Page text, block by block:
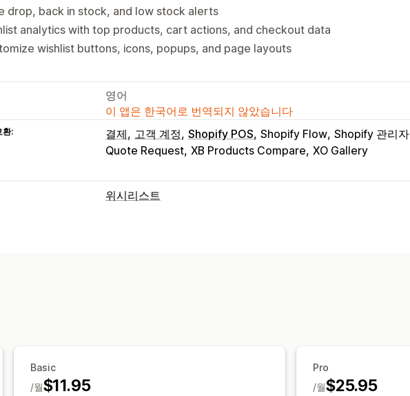
drop, back in stock, and low stock alerts
analytics with top products, cart actions, and checkout data
wishlist buttons, icons, popups, and page layouts
영어
이 앱은 한국어로 번역되지 않았습니다
환: 결제 고객 계정 Shopify POS Shopify Flow Shopify 관리자
Quote Request XB Products Compare XO Gallery
위시리스트
Basic
$11.95
/월
Pro
$25.95
/월